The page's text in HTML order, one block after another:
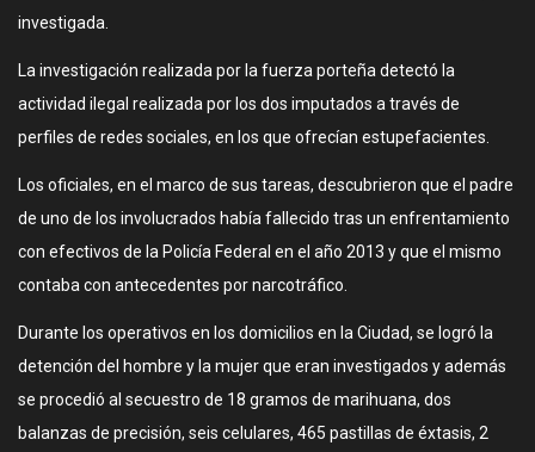
investigada.
La investigación realizada por la fuerza porteña detectó la
actividad ilegal realizada por los dos imputados a través de
perfiles de redes sociales, en los que ofrecían estupefacientes.
Los oficiales, en el marco de sus tareas, descubrieron que el padre
de uno de los involucrados había fallecido tras un enfrentamiento
con efectivos de la Policía Federal en el año 2013 y que el mismo
contaba con antecedentes por narcotráfico.
Durante los operativos en los domicilios en la Ciudad, se logró la
detención del hombre y la mujer que eran investigados y además
se procedió al secuestro de 18 gramos de marihuana, dos
balanzas de precisión, seis celulares, 465 pastillas de éxtasis, 2